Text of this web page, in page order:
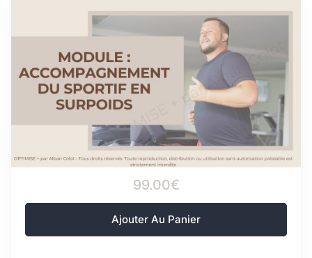
99.00€
Add To Cart